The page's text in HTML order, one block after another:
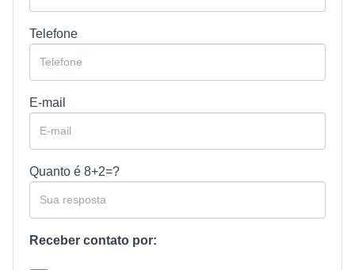
Telefone
E-mail
Quanto é 8+2=?
Receber contato por: